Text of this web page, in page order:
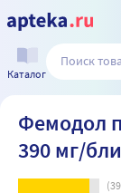
Каталог
Фемодол
390 мг/
(39